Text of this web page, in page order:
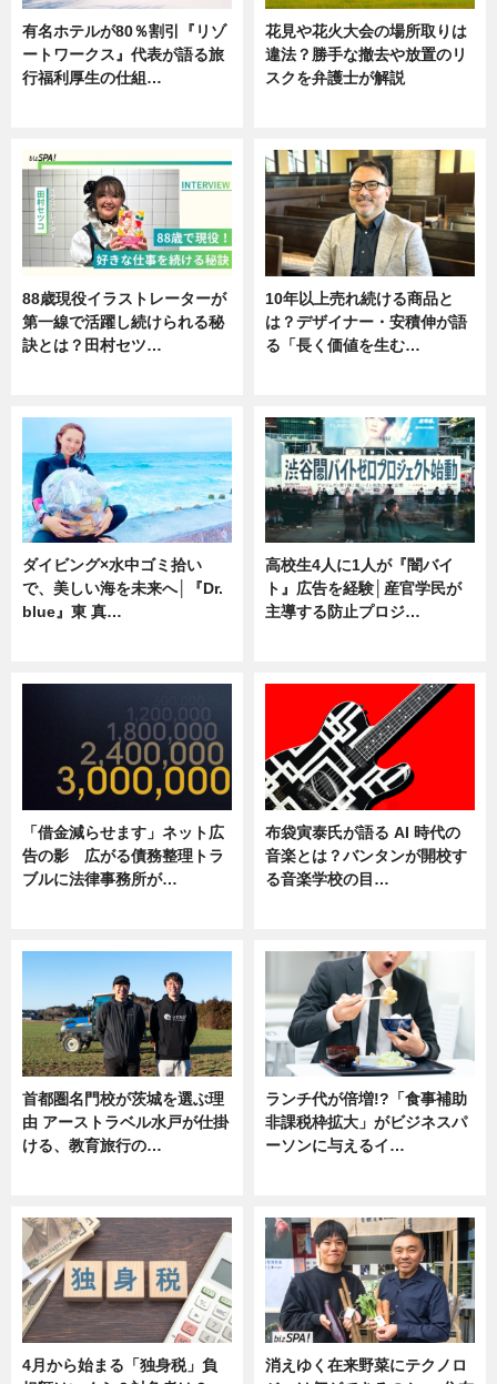
有名ホテルが80％割引『リゾ
ートワークス』代表が語る旅
行福利厚生の仕組…
花見や花火大会の場所取りは
違法？勝手な撤去や放置のリ
スクを弁護士が解説
88歳現役イラストレーターが
第一線で活躍し続けられる秘
訣とは？田村セツ…
10年以上売れ続ける商品と
は？デザイナー・安積伸が語
る「長く価値を生む…
ダイビング×水中ゴミ拾い
で、美しい海を未来へ│『Dr.
blue』東 真…
高校生4人に1人が『闇バイ
ト』広告を経験│産官学民が
主導する防止プロジ…
「借金減らせます」ネット広
告の影 広がる債務整理トラ
ブルに法律事務所が…
布袋寅泰氏が語る AI 時代の
音楽とは？バンタンが開校す
る音楽学校の目…
首都圏名門校が茨城を選ぶ理
由 アーストラベル水戸が仕掛
ける、教育旅行の…
ランチ代が倍増!?「食事補助
非課税枠拡大」がビジネスパ
ーソンに与えるイ…
4月から始まる「独身税」負
消えゆく在来野菜にテクノロ